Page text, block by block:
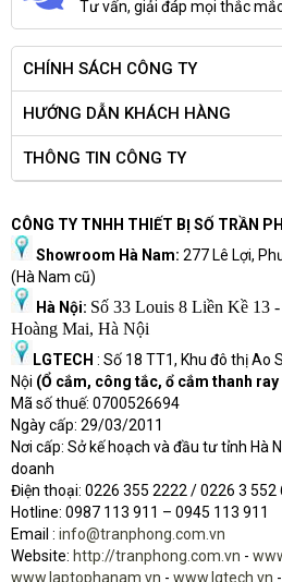
Tư vấn, giải đáp mọi thắc
CHÍNH SÁCH CÔNG TY
HƯỚNG DẪN KHÁCH HÀNG
THÔNG TIN CÔNG TY
CÔNG TY TNHH THIẾT BỊ SỐ TRẦN
Showroom Hà Nam: 277 Lê Lợi,
(Hà Nam cũ)
Hà Nội: Số 33 Louis 8 Liền Kề
Hoàng Mai, Hà Nội
LGTECH : Số 18 TT1, Khu đô thị Ao
Nội (Ổ cắm, công tắc, ổ cắm thanh ray
Mã số thuế: 0700526694
Ngày cấp: 29/03/2011
Nơi cấp: Sở kế hoạch và đầu tư tỉnh Hà
doanh
Điện thoại: 0226 355 2222 / 0226 3 552
Hotine: 0987 113 911 – 0945 113 911
Email : info@tranphong.com.vn
Website: http://tranphong.com.vn -
www.laptophanam.vn - www.lgtech.vn -